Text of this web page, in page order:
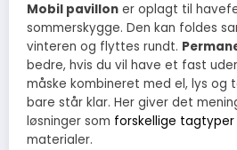
Mobil pavillon er oplagt til
sommerskygge. Den kan foldes
vinteren og flyttes rundt.
bedre, hvis du vil have et fast
måske kombineret med el, lys og
bare står klar. Her giver det
løsninger som forskellige tagtyper
materialer.